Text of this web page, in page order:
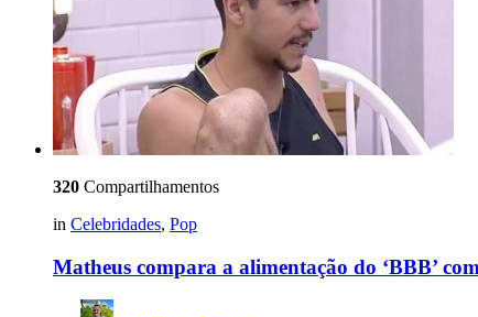
320 Compartilhamentos
in Celebridades, Pop
Matheus compara a alimentação do ‘BBB’